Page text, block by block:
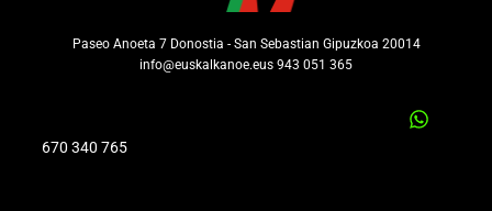
Paseo Anoeta 7 Donostia - San Sebastian Gipuzkoa 20014
info@euskalkanoe.eus 943 051 365
670 340 765